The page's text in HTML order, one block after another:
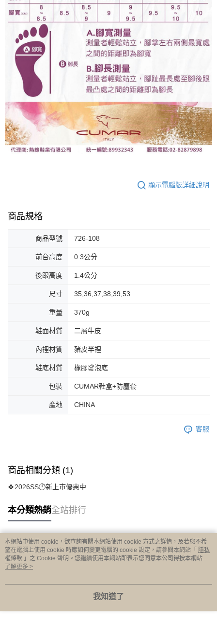
顯示電腦版詳細說明
商品規格
商品型號 726-108
前台高度 0.3公分
後跟高度 1.4公分
尺寸 35,36,37,38,39,53
重量 370g
鞋面材質 二層牛皮
內裡材質 豬皮半裡
鞋底材質 橡膠發泡底
包裝 CUMAR鞋盒+防塵套
產地 CHINA
客服
商品相關分類 (1)
🍀2026SS🕛新上市優惠中
本分類熱銷全站排行
熱門標籤
本網站中使用 cookie，欲查詢有關本網站使用 cookie 方式之詳情，及若您不希
望在電腦上使用 cookie 時應如何變更電腦的 cookie 設定，請參閱本網站「 隱私
權條款 」之 Cookie 聲明。您繼續使用本網站即表示您同意本公司得按本網站使
用條款之 Cookie 聲明使用 cookie。
了解更多 >
我知道了